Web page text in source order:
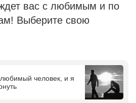
вас с любимым и по
Выберите свою
человек, и я